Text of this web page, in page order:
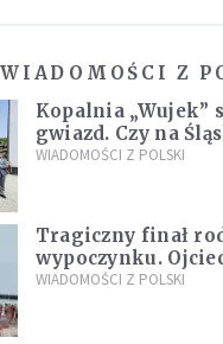
WIADOMOŚCI Z
Kopalnia „Wujek”
gwiazd. Czy na
„Dolina
WIADOMOŚCI Z POLSKI
Tragiczny finał
wypoczynku.
zarzuty
WIADOMOŚCI Z POLSKI